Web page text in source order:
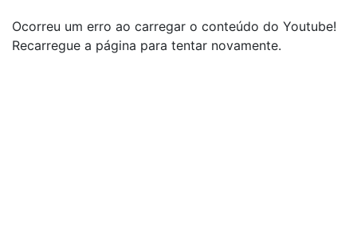
Ocorreu um erro ao carregar o conteúdo do Youtube!
Recarregue a página para tentar novamente.